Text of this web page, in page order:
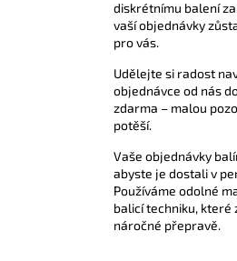
diskrétnímu balení
vaší objednávky
pro vás.
Udělejte si radost
objednávce od nás
zdarma – malou
potěší.
Vaše objednávky
abyste je dostali v
Používáme odolné
balicí techniku, které
náročné přepravě.